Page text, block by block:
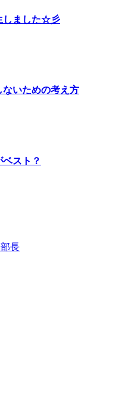
しました☆彡
いための考え方
スト？
長